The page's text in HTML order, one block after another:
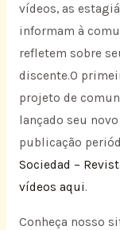
vídeos, as
informam à
refletem sobre
discente.O
projeto de
lançado seu
publicação
Sociedad –
vídeos aqui.
Conheça nosso